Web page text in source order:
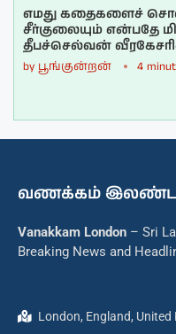
எமது கதைகளைச்
சீர்குலையும் என்பதே
தீபச்செல்வன்
by பூங்குன்றன் 4
வணக்கம்
Vanakkam London – Sri
Breaking News and
London, England, United